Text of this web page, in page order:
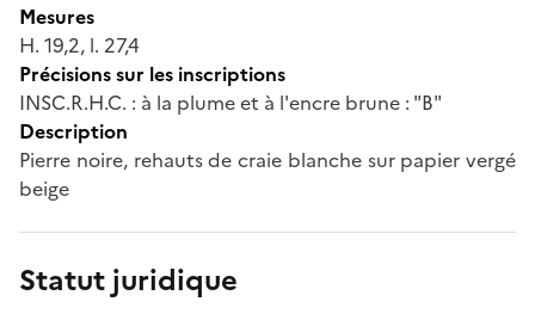
Mesures
H. 19,2, l. 27,4
Précisions sur les inscriptions
INSC.R.H.C. : à la plume et à l'encre brune : "B"
Description
Pierre noire, rehauts de craie blanche sur papier vergé
beige
Statut juridique